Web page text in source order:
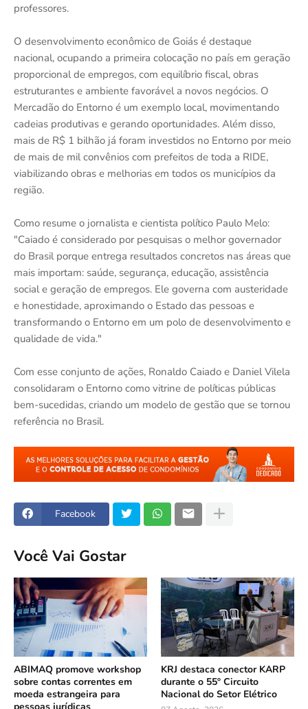
professores.
O desenvolvimento econômico de Goiás é destaque
nacional, ocupando a primeira colocação no país em geração
proporcional de empregos, com equilíbrio fiscal, obras
estruturantes e ambiente favorável a novos negócios. O
Mercadão do Entorno é um exemplo local, movimentando
cadeias produtivas e gerando oportunidades. Além disso,
mais de R$ 1 bilhão já foram investidos no Entorno por meio
de mais de mil convênios com prefeitos de toda a RIDE,
viabilizando obras e melhorias em todos os municípios da
região.
Como resume o jornalista e cientista político Paulo Melo:
"Caiado é considerado por pesquisas o melhor governador
do Brasil porque entrega resultados concretos nas áreas que
mais importam: saúde, segurança, educação, assistência
social e geração de empregos. Ele governa com austeridade
e honestidade, aproximando o Estado das pessoas e
transformando o Entorno em um polo de desenvolvimento e
qualidade de vida."
Com esse conjunto de ações, Ronaldo Caiado e Daniel Vilela
consolidaram o Entorno como vitrine de políticas públicas
bem-sucedidas, criando um modelo de gestão que se tornou
referência no Brasil.
Facebook
Você Vai Gostar
ABIMAQ promove workshop
sobre contas correntes em
moeda estrangeira para
KRJ destaca conector KARP
durante o 55º Circuito
Nacional do Setor Elétrico